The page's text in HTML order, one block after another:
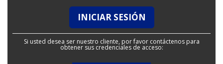
INICIAR SESIÓN
Si usted desea ser nuestro cliente, por favor contáctenos para
obtener sus credenciales de acceso: